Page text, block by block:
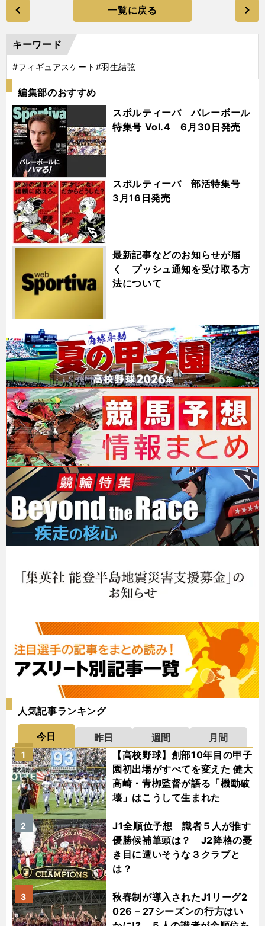
一覧に戻る
キーワード
#フィギュアスケート #羽生結弦
編集部のおすすめ
スポルティーバ バレーボール
特集号 Vol.4 6月30日発売
スポルティーバ 部活特集号
3月16日発売
最新記事などのお知らせが届
く プッシュ通知を受け取る方
法について
人気記事ランキング
今日 昨日 週間
月間
【高校野球】創部10年目の甲子
園初出場がすべてを変えた 健大
高崎・青栁監督が語る「機動破
壊」はこうして生まれた
1
J1全順位予想 識者５人が推す
優勝候補筆頭は？ J2降格の憂
き目に遭いそうな３クラブと
は？
2
秋春制が導入されたJ1リーグ2
026－27シーズンの行方はい
3